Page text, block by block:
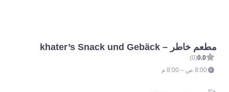
مطعم خاطر – khater’s Snack und Gebäck
0.0
(0)
8:00 ص – 8:00 م